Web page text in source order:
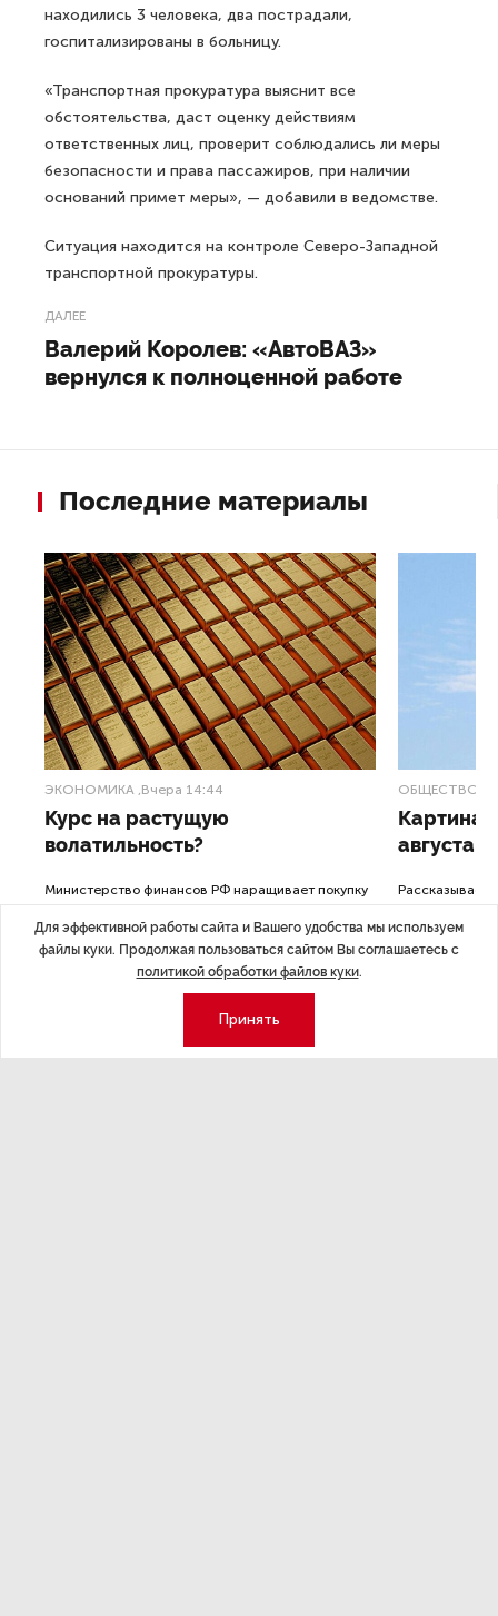
находились 3 человека, два пострадали,
госпитализированы в больницу.
«Транспортная прокуратура выяснит все
обстоятельства, даст оценку действиям
ответственных лиц, проверит соблюдались ли меры
безопасности и права пассажиров, при наличии
оснований примет меры», — добавили в ведомстве.
Ситуация находится на контроле Северо-Западной
транспортной прокуратуры.
ДАЛЕЕ
Валерий Королев: «АвтоВАЗ»
вернулся к полноценной работе
Последние материалы
ЭКОНОМИКА ,Вчера 14:44
Курс на растущую
волатильность?
Министерство финансов РФ наращивает покупку
ОБЩЕСТВО
Картина
августа
Рассказываем
августа — от
Для эффективной работы сайта и Вашего удобства мы используем
файлы куки. Продолжая пользоваться сайтом Вы соглашаетесь с
политикой обработки файлов куки.
Принять